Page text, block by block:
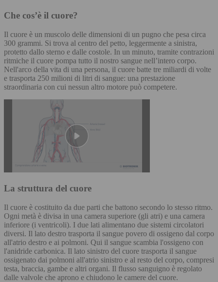
Che cos’è il cuore?
Il cuore è un muscolo delle dimensioni di un pugno che pesa circa
300 grammi. Si trova al centro del petto, leggermente a sinistra,
protetto dallo sterno e dalle costole. In un minuto, tramite contrazioni
ritmiche il cuore pompa tutto il nostro sangue nell’intero corpo.
Nell'arco della vita di una persona, il cuore batte tre miliardi di volte
e trasporta 250 milioni di litri di sangue: una prestazione
straordinaria con cui nessun altro motore può competere.
La struttura del cuore
Il cuore è costituito da due parti che battono secondo lo stesso ritmo.
Ogni metà è divisa in una camera superiore (gli atri) e una camera
inferiore (i ventricoli). I due lati alimentano due sistemi circolatori
diversi. Il lato destro trasporta il sangue povero di ossigeno dal corpo
all'atrio destro e ai polmoni. Qui il sangue scambia l'ossigeno con
l'anidride carbonica. Il lato sinistro del cuore trasporta il sangue
ossigenato dai polmoni all'atrio sinistro e al resto del corpo, compresi
testa, braccia, gambe e altri organi. Il flusso sanguigno è regolato
dalle valvole che aprono e chiudono le camere del cuore.